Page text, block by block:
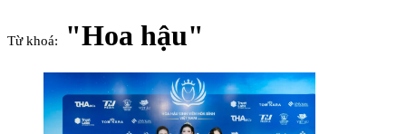
Từ khoá: "Hoa hậu"